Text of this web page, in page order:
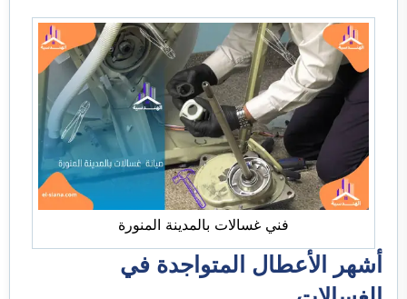
فني غسالات بالمدينة المنورة
أشهر الأعطال المتواجدة في